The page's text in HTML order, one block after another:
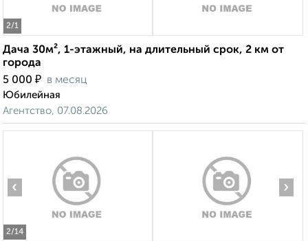
2/1
Дача 30м², 1-этажный, на длительный срок, 2 км от
города
5 000 ₽ в месяц
Юбилейная
Агентство, 07.08.2026
2/14
‹ ›